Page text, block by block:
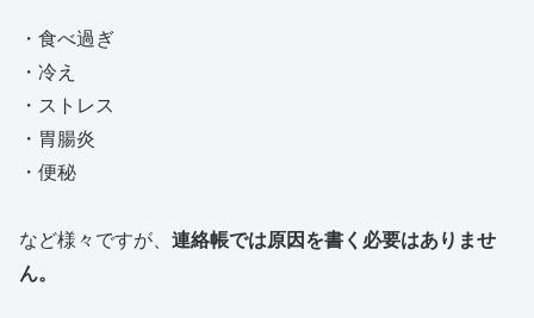
・食べ過ぎ
・冷え
・ストレス
・胃腸炎
・便秘
など様々ですが、 連絡帳では原因を書く必要はありませ
ん。